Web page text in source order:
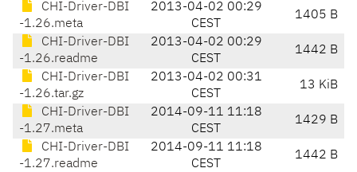
CHI-Driver-DBI
-1.26.meta
2013-04-02 00:29
CEST
1405 B
CHI-Driver-DBI
-1.26.readme
2013-04-02 00:29
CEST
1442 B
CHI-Driver-DBI
-1.26.tar.gz
2013-04-02 00:31
CEST
13 KiB
CHI-Driver-DBI
-1.27.meta
2014-09-11 11:18
CEST
1429 B
CHI-Driver-DBI
-1.27.readme
2014-09-11 11:18
CEST
1442 B